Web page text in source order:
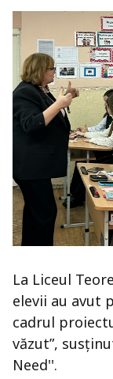
La Liceul
elevii au avut
cadrul
văzut”,
Need''.